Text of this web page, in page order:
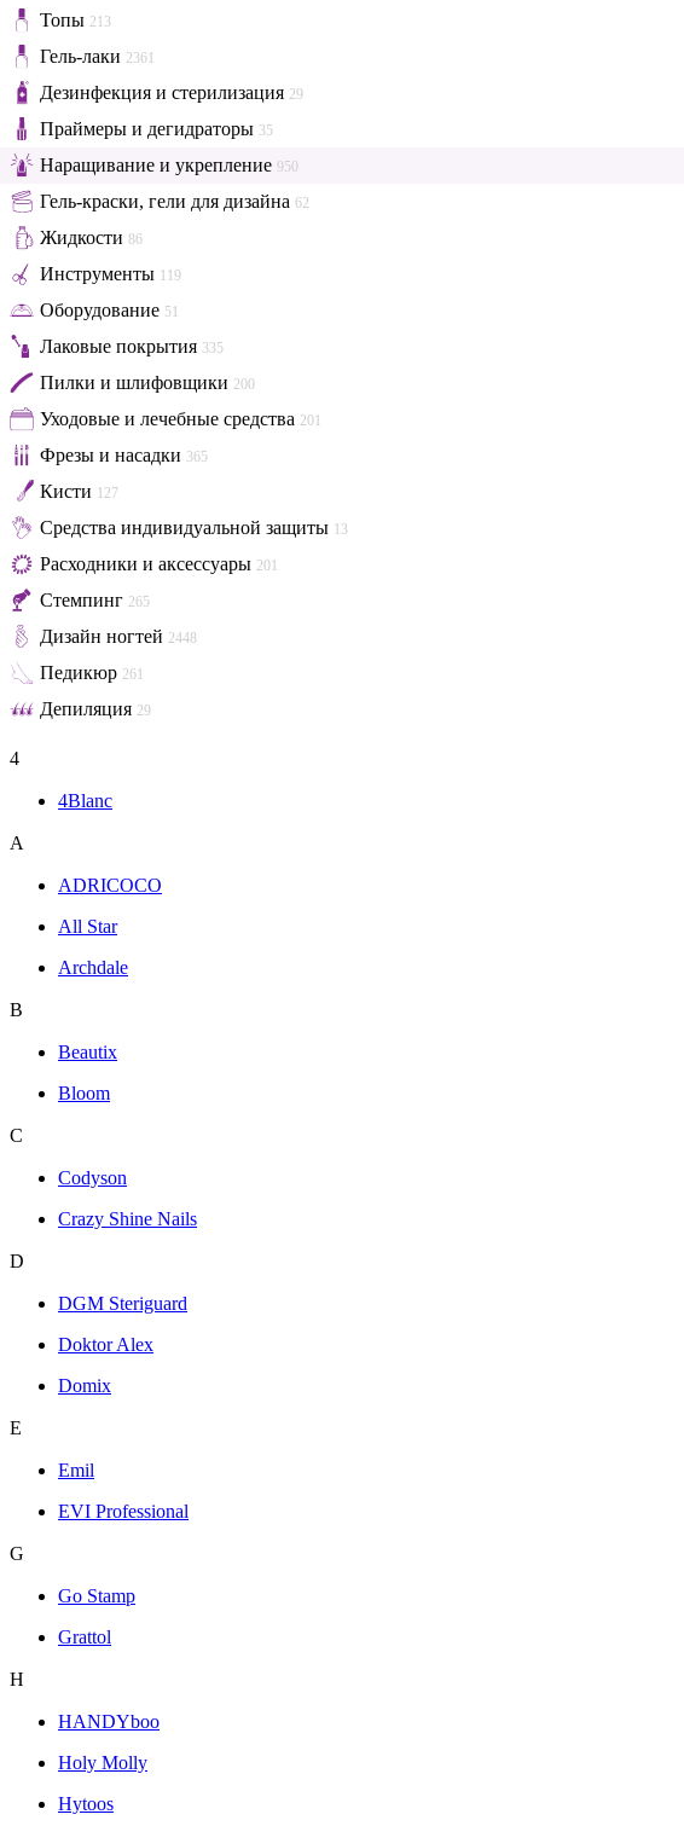
Топы 213
Гель-лаки 2361
Дезинфекция и стерилизация 29
Праймеры и дегидраторы 35
Наращивание и укрепление 950
Гель-краски, гели для дизайна 62
Жидкости 86
Инструменты 119
Оборудование 51
Лаковые покрытия 335
Пилки и шлифовщики 200
Уходовые и лечебные средства 201
Фрезы и насадки 365
Кисти 127
Средства индивидуальной защиты 13
Расходники и аксессуары 201
Стемпинг 265
Дизайн ногтей 2448
Педикюр 261
Депиляция 29
4
4Blanc
A
ADRICOCO
All Star
Archdale
B
Beautix
Bloom
C
Codyson
Crazy Shine Nails
D
DGM Steriguard
Doktor Alex
Domix
E
Emil
EVI Professional
G
Go Stamp
Grattol
H
HANDYboo
Holy Molly
Hytoos